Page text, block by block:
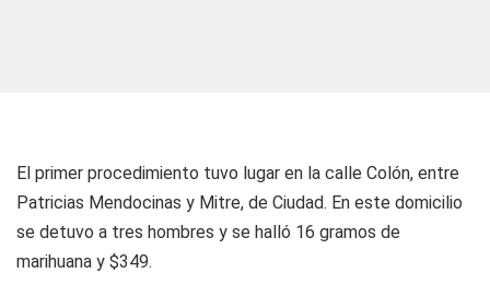
El primer procedimiento tuvo lugar en la calle Colón, entre
Patricias Mendocinas y Mitre, de Ciudad. En este domicilio
se detuvo a tres hombres y se halló 16 gramos de
marihuana y $349.